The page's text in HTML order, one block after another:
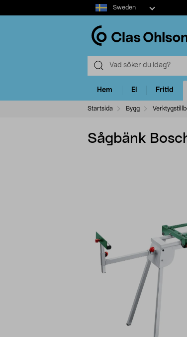
Select
market
Sweden
Hem El Fritid
Startsida Bygg
Sågbänk